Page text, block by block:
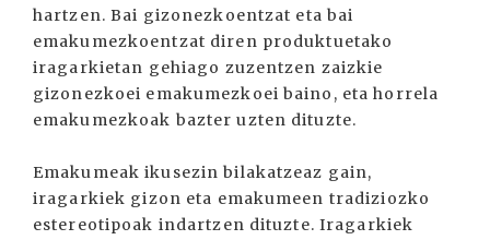
hartzen. Bai gizonezkoentzat eta bai
emakumezkoentzat diren produktuetako
iragarkietan gehiago zuzentzen zaizkie
gizonezkoei emakumezkoei baino, eta horrela
emakumezkoak bazter uzten dituzte.
Emakumeak ikusezin bilakatzeaz gain,
iragarkiek gizon eta emakumeen tradiziozko
estereotipoak indartzen dituzte. Iragarkiek